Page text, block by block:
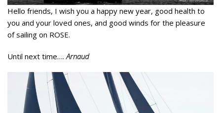
Hello friends, I wish you a happy new year, good health to
you and your loved ones, and good winds for the pleasure
of sailing on ROSE.
Until next time….Arnaud